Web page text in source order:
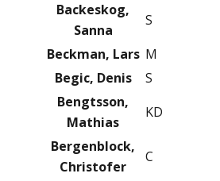
Backeskog,
Sanna
S
Beckman, Lars M
Begic, Denis
S
Bengtsson,
Mathias
KD
Bergenblock,
Christofer
C